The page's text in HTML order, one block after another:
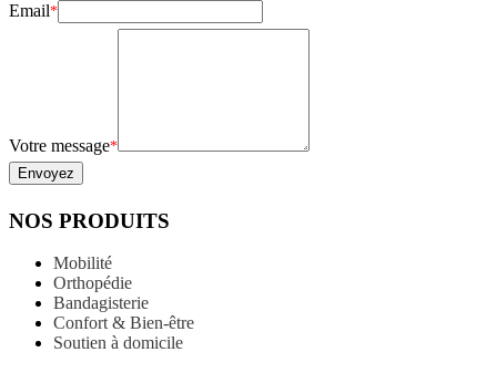
Email
Votre message
Envoyez
NOS PRODUITS
Mobilité
Orthopédie
Bandagisterie
Confort & Bien-être
Soutien à domicile